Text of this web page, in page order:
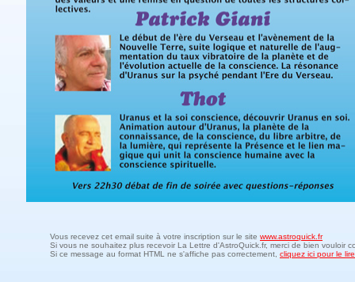
Vous recevez cet email suite à votre inscription sur le site www.astroquick.fr
Si vous ne souhaitez plus recevoir La Lettre d'AstroQuick.fr, merci de bien vouloir
Si ce message au format HTML ne s'affiche pas correctement, cliquez ici pour le